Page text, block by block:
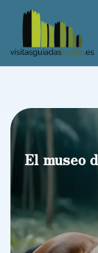
Saltar
al
El museo